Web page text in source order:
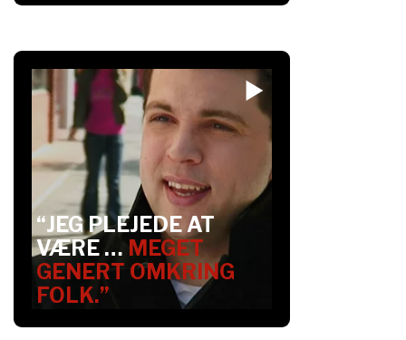
“JEG PLEJEDE AT
VÆRE … MEGET
GENERT OMKRING
FOLK.”